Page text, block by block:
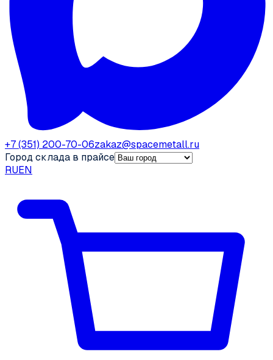
+7 (351) 200-70-06zakaz@spacemetall.ru
Город склада в прайсе
RUEN